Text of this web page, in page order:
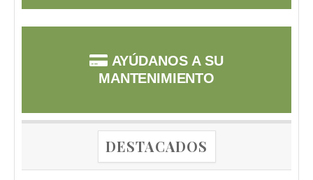
AYÚDANOS A SU
MANTENIMIENTO
DESTACADOS